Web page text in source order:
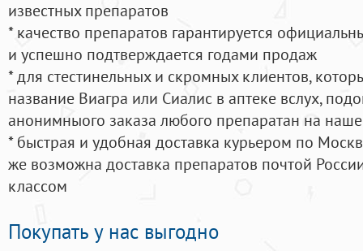
известных препаратов
* качество препаратов гарантируется
и успешно подтверждается годами продаж
* для стестинельных и скромных клиентов,
название Виагра или Сиалис в аптеке вслух,
анонимныого заказа любого препаратан на
* быстрая и удобная доставка курьером по
же возможна доставка препаратов почтой
классом
Покупать у нас выгодно